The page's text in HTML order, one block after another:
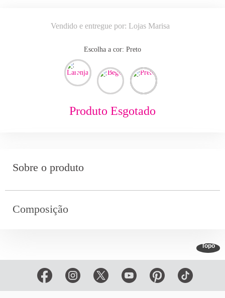
Vendido e entregue por: Lojas Marisa
Escolha a cor: preto
Produto Esgotado
Sobre o produto
Composição
Topo